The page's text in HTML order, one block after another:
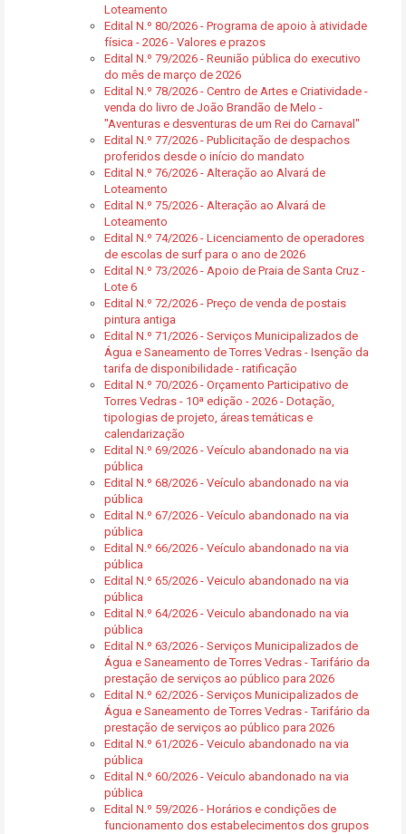
Loteamento
Edital N.º 80/2026 - Programa de apoio à atividade
física - 2026 - Valores e prazos
Edital N.º 79/2026 - Reunião pública do executivo
do mês de março de 2026
Edital N.º 78/2026 - Centro de Artes e Criatividade -
venda do livro de João Brandão de Melo -
"Aventuras e desventuras de um Rei do Carnaval"
Edital N.º 77/2026 - Publicitação de despachos
proferidos desde o início do mandato
Edital N.º 76/2026 - Alteração ao Alvará de
Loteamento
Edital N.º 75/2026 - Alteração ao Alvará de
Loteamento
Edital N.º 74/2026 - Licenciamento de operadores
de escolas de surf para o ano de 2026
Edital N.º 73/2026 - Apoio de Praia de Santa Cruz -
Lote 6
Edital N.º 72/2026 - Preço de venda de postais
pintura antiga
Edital N.º 71/2026 - Serviços Municipalizados de
Água e Saneamento de Torres Vedras - Isenção da
tarifa de disponibilidade - ratificação
Edital N.º 70/2026 - Orçamento Participativo de
Torres Vedras - 10ª edição - 2026 - Dotação,
tipologias de projeto, áreas temáticas e
calendarização
Edital N.º 69/2026 - Veículo abandonado na via
pública
Edital N.º 68/2026 - Veículo abandonado na via
pública
Edital N.º 67/2026 - Veículo abandonado na via
pública
Edital N.º 66/2026 - Veículo abandonado na via
pública
Edital N.º 65/2026 - Veiculo abandonado na via
pública
Edital N.º 64/2026 - Veiculo abandonado na via
pública
Edital N.º 63/2026 - Serviços Municipalizados de
Água e Saneamento de Torres Vedras - Tarifário da
prestação de serviços ao público para 2026
Edital N.º 62/2026 - Serviços Municipalizados de
Água e Saneamento de Torres Vedras - Tarifário da
prestação de serviços ao público para 2026
Edital N.º 61/2026 - Veiculo abandonado na via
pública
Edital N.º 60/2026 - Veiculo abandonado na via
pública
Edital N.º 59/2026 - Horários e condições de
funcionamento dos estabelecimentos dos grupos